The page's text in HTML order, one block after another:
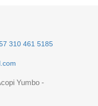
310 461 5185
Yumbo -